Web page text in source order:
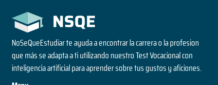
NoSeQueEstudiar te ayuda a encontrar la carrera o la profesion
que más se adapta a ti utilizando nuestro Test Vocacional con
inteligencia artificial para aprender sobre tus gustos y aficiones.